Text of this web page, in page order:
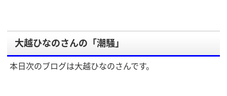
大越ひなのさんの「潮騒」
本日次のブログは大越ひなのさんです。